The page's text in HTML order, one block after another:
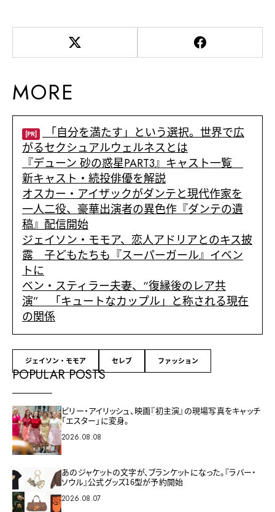
MORE
[PR] 「自分を満たす」という選択。世界で広
がるセクシュアルウェルネスとは
『デューン 砂の惑星PART3』キャスト一覧
新キャスト・続投俳優を解説
オスカー・アイザックがダンテと現代作家を
一人二役、豪華出演者の異色作『ダンテの遺
稿』配信開始
ジェイソン・モモア、恋人アドリアとのキス披
露 子どもたちも『スーパーガール』イベン
トに
ベン・スティラー夫妻、“復縁後のレア共
演” 「キュートなカップル」と称される現在
の関係
ジェイソン・モモア セレブ ファッション
POPULAR POSTS
ビリー・アイリッシュ、映画『初主演』の現場写真をキャッチ
「エスター」に変身。
2026.08.08
あのジャケットの文字が、ブランケットになった。『ラバー・
ソウル』公式グッズ16型が予約開始
2026.08.07